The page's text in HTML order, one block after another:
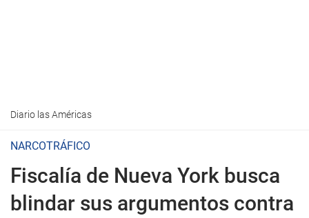
Diario las Américas
NARCOTRÁFICO
Fiscalía de Nueva York busca
blindar sus argumentos contra